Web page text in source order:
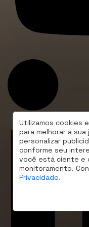
Utilizamos cookies
para melhorar a
personalizar
conforme seu
você está ciente e
monitoramento.
Privacidade.